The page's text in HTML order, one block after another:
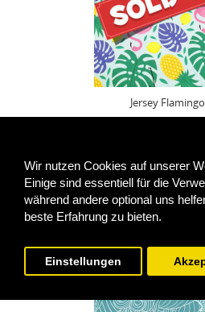
Wir nutzen Cookies auf unserer
Einige sind essentiell für die
während andere optional uns
beste Erfahrung zu bieten.
Einstellungen
Jersey
21,90€